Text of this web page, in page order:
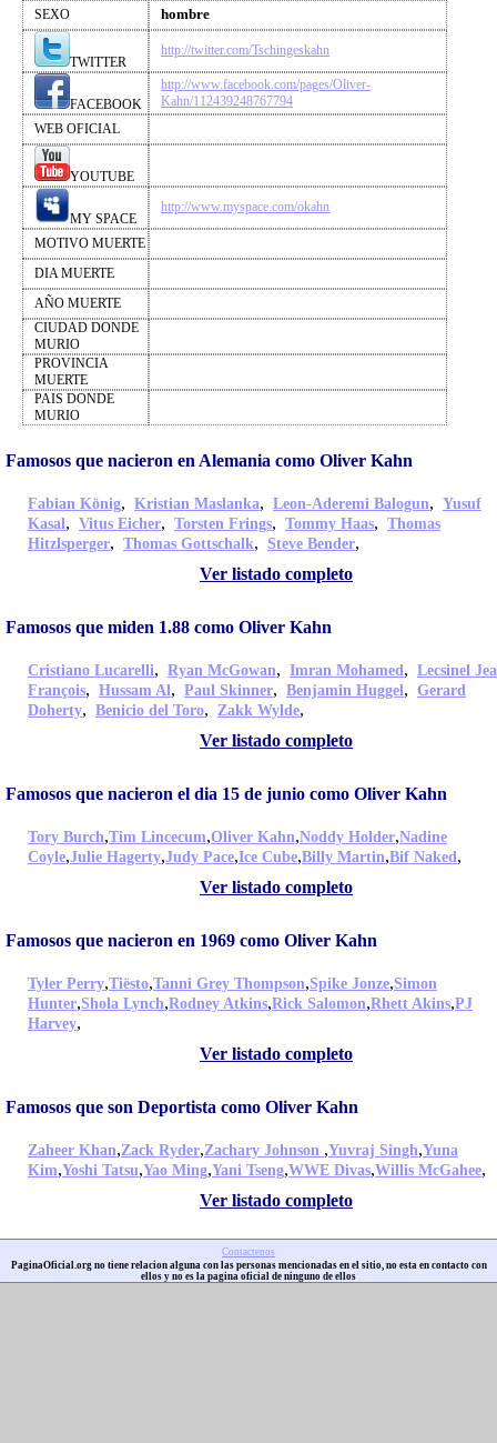
SEXO
hombre
TWITTER
http://twitter.com/Tschingeskahn
FACEBOOK
http://www.facebook.com/pages/Oliver-
Kahn/112439248767794
WEB OFICIAL
YOUTUBE
MY SPACE
http://www.myspace.com/okahn
MOTIVO MUERTE
DIA MUERTE
AÑO MUERTE
CIUDAD DONDE
MURIO
PROVINCIA
MUERTE
PAIS DONDE
MURIO
Famosos que nacieron en Alemania como Oliver Kahn
Fabian König, Kristian Maslanka, Leon-Aderemi Balogun, Yusuf
Kasal, Vitus Eicher, Torsten Frings, Tommy Haas, Thomas
Hitzlsperger, Thomas Gottschalk, Steve Bender,
Ver listado completo
Famosos que miden 1.88 como Oliver Kahn
Cristiano Lucarelli, Ryan McGowan, Imran Mohamed, Lecsinel
François, Hussam Al, Paul Skinner, Benjamin Huggel, Gerard
Doherty, Benicio del Toro, Zakk Wylde,
Ver listado completo
Famosos que nacieron el dia 15 de junio como Oliver Kahn
Tory Burch,Tim Lincecum,Oliver Kahn,Noddy Holder,Nadine
Coyle,Julie Hagerty,Judy Pace,Ice Cube,Billy Martin,Bif Naked,
Ver listado completo
Famosos que nacieron en 1969 como Oliver Kahn
Tyler Perry,Tiësto,Tanni Grey Thompson,Spike Jonze,Simon
Hunter,Shola Lynch,Rodney Atkins,Rick Salomon,Rhett Akins,PJ
Harvey,
Ver listado completo
Famosos que son Deportista como Oliver Kahn
Zaheer Khan,Zack Ryder,Zachary Johnson ,Yuvraj Singh,Yuna
Kim,Yoshi Tatsu,Yao Ming,Yani Tseng,WWE Divas,Willis McGahee,
Ver listado completo
Contactenos
PaginaOficial.org no tiene relacion alguna con las personas mencionadas en el sitio, no esta en contacto con
ellos y no es la pagina oficial de ninguno de ellos